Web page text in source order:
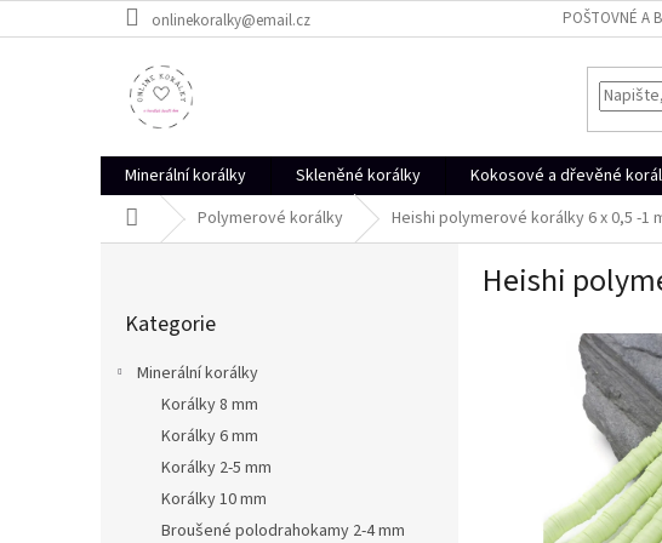
na
onlinekoralky@email.cz POŠTOVNÉ A
Minerální korálky Skleněné korálky Kokosové a dřevěné
Domů Polymerové korálky Heishi polymerové korálky 6 x 0,5 -1
kategorie
Kategorie
Minerální korálky
Korálky 8 mm
Korálky 6 mm
Korálky 2-5 mm
Korálky 10 mm
Broušené polodrahokamy 2-4 mm
Heishi